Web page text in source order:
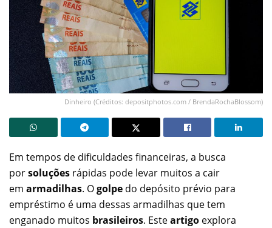
Dinheiro (Créditos: depositphotos.com / BrendaRochaBlossom)
Em tempos de dificuldades financeiras, a busca
porsoluções rápidas pode levar muitos a cair
em armadilhas. Ogolpe do depósito prévio para
empréstimo é uma dessas armadilhas que tem
enganado muitos brasileiros. Esteartigo explora